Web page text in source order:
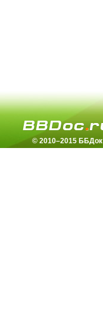
© 2010–2015 ББДок